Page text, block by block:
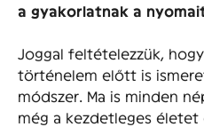
a gyakorlatnak a
Joggal feltételezzük,
történelem előtt is
módszer. Ma is minden
még a kezdetleges